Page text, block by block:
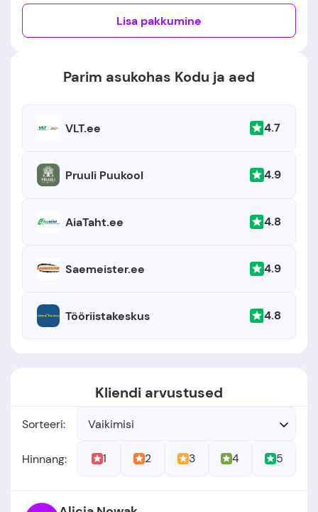
Lisa pakkumine
Parim asukohas Kodu ja aed
VLT.ee 4.7
Pruuli Puukool 4.9
AiaTaht.ee 4.8
Saemeister.ee 4.9
Tööriistakeskus 4.8
Kliendi arvustused
Sorteeri: Vaikimisi
Hinnang: 1 2 3 4 5